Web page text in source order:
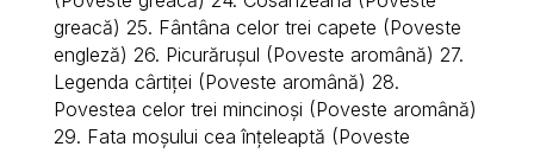
greacă) 25. Fântâna celor trei capete (Poveste
engleză) 26. Picurăruşul (Poveste aromână) 27.
Legenda cârtiţei (Poveste aromână) 28.
Povestea celor trei mincinoşi (Poveste aromână)
29. Fata moşului cea înţeleaptă (Poveste